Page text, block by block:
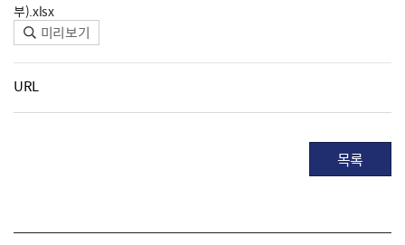
부).xlsx
미리보기
URL
목록